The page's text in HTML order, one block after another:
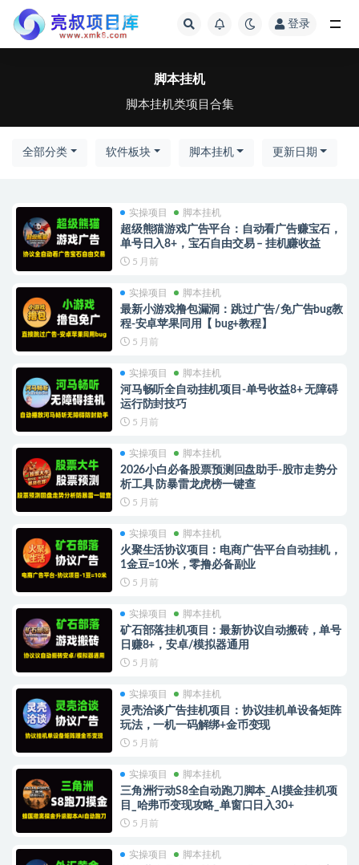
登录
脚本挂机
脚本挂机类项目合集
全部分类 软件板块 脚本挂机 更新日期
实操项目 脚本挂机
超级熊猫游戏广告平台：自动看广告赚宝石，
单号日入8+，宝石自由交易 – 挂机赚收益
5 月前
实操项目 脚本挂机
最新小游戏撸包漏洞：跳过广告/免广告bug教
程-安卓苹果同用【 bug+教程】
5 月前
实操项目 脚本挂机
河马畅听全自动挂机项目-单号收益8+ 无障碍
运行防封技巧
5 月前
实操项目 脚本挂机
2026小白必备股票预测回盘助手-股市走势分
析工具 防暴雷龙虎榜一键查
5 月前
实操项目 脚本挂机
火聚生活协议项目：电商广告平台自动挂机，
1金豆=10米，零撸必备副业
5 月前
实操项目 脚本挂机
矿石部落挂机项目：最新协议自动搬砖，单号
日赚8+，安卓/模拟器通用
5 月前
实操项目 脚本挂机
灵壳洽谈广告挂机项目：协议挂机单设备矩阵
玩法，一机一码解绑+金币变现
5 月前
实操项目 脚本挂机
三角洲行动S8全自动跑刀脚本_AI摸金挂机项
目_哈弗币变现攻略_单窗口日入30+
5 月前
实操项目 脚本挂机